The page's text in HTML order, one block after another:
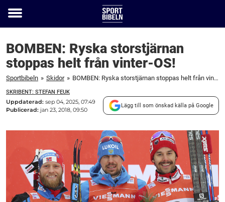
Toggle
BOMBEN: Ryska storstjärnan
stoppas helt från vinter-OS!
Sportbibeln » Skidor » BOMBEN: Ryska storstjärnan stoppas helt från vinter-OS!
SKRIBENT: STEFAN FEUK
Uppdaterad: sep 04, 2025, 07:49
Publicerad: jan 23, 2018, 09:50
Lägg till som önskad källa på Google